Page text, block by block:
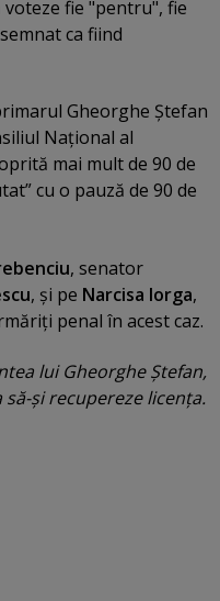
fie "pentru", fie
ca fiind
Gheorghe Ştefan
Naţional al
mai mult de 90 de
cu o pauză de 90 de
, senator
, şi pe Narcisa Iorga,
penal în acest caz.
lui Gheorghe Ştefan,
şi recupereze licenţa.